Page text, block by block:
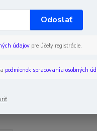
Odoslať
údajov pre účely registrácie.
podmienok spracovania osobných